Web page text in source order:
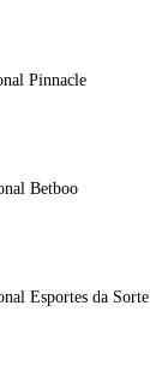
Pinnacle
Betboo
Esportes da Sorte